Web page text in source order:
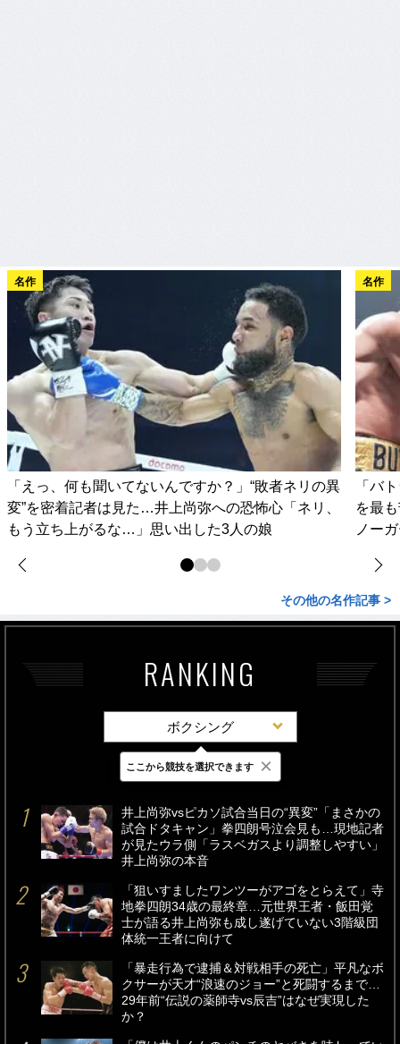
名作
「えっ、何も聞いてないんですか？」“敗者ネリの異
変”を密着記者は見た…井上尚弥への恐怖心「ネリ、
もう立ち上がるな…」思い出した3人の娘
名作
「バ
を最
ノー
その他の名作記事 >
RANKING
ボクシング
最新 24時間 週間
井上尚弥vsピカソ試合当日の“異変”「まさかの
試合ドタキャン」拳四朗号泣会見も…現地記者
が見たウラ側「ラスベガスより調整しやすい」
井上尚弥の本音
「狙いすましたワンツーがアゴをとらえて」寺
地拳四朗34歳の最終章…元世界王者・飯田覚
士が語る井上尚弥も成し遂げていない3階級団
体統一王者に向けて
「暴走行為で逮捕＆対戦相手の死亡」平凡なボ
クサーが天才“浪速のジョー”と死闘するまで…
29年前“伝説の薬師寺vs辰吉”はなぜ実現した
か？
ここから競技を選択できます ×